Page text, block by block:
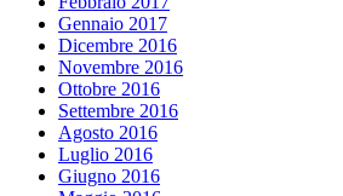
Gennaio 2017
Dicembre 2016
Novembre 2016
Ottobre 2016
Settembre 2016
Agosto 2016
Luglio 2016
Giugno 2016